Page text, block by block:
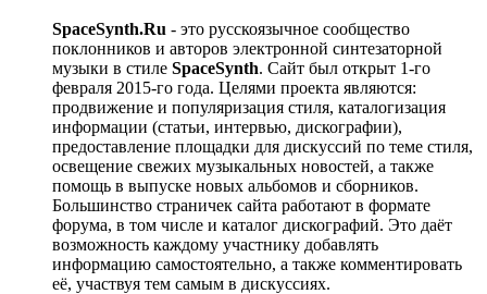
SpaceSynth.Ru - это русскоязычное сообщество
поклонников и авторов электронной синтезаторной
музыки в стиле SpaceSynth. Сайт был открыт 1-го
февраля 2015-го года. Целями проекта являются:
продвижение и популяризация стиля, каталогизация
информации (статьи, интервью, дискографии),
предоставление площадки для дискуссий по теме стиля,
освещение свежих музыкальных новостей, а также
помощь в выпуске новых альбомов и сборников.
Большинство страничек сайта работают в формате
форума, в том числе и каталог дискографий. Это даёт
возможность каждому участнику добавлять
информацию самостоятельно, а также комментировать
её, участвуя тем самым в дискуссиях.